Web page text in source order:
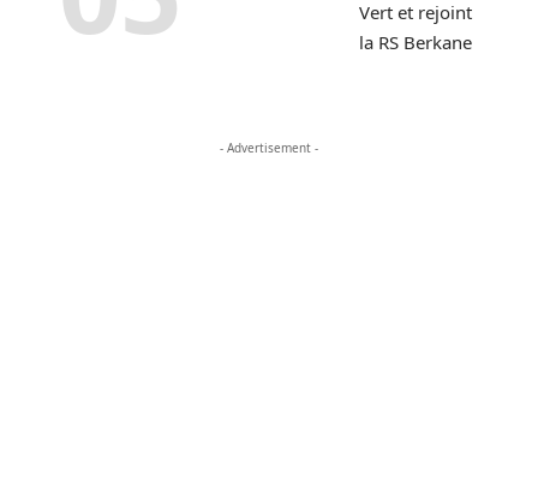
- Advertisement -